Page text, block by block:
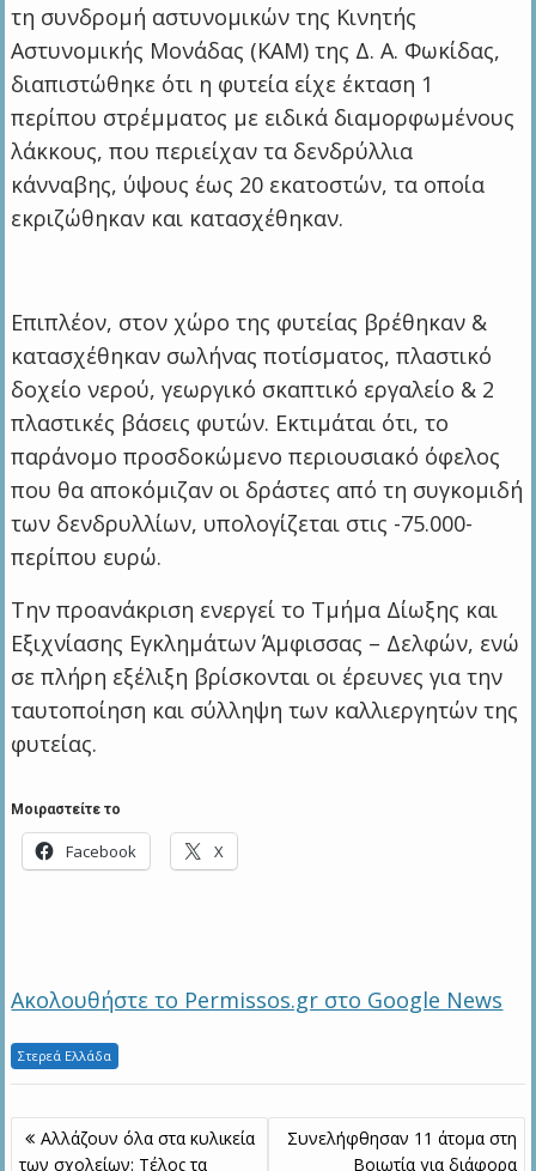
τη συνδρομή αστυνομικών της Κινητής
Αστυνομικής Μονάδας (ΚΑΜ) της Δ. Α. Φωκίδας,
διαπιστώθηκε ότι η φυτεία είχε έκταση 1
περίπου στρέμματος με ειδικά διαμορφωμένους
λάκκους, που περιείχαν τα δενδρύλλια
κάνναβης, ύψους έως 20 εκατοστών, τα οποία
εκριζώθηκαν και κατασχέθηκαν.
Επιπλέον, στον χώρο της φυτείας βρέθηκαν &
κατασχέθηκαν σωλήνας ποτίσματος, πλαστικό
δοχείο νερού, γεωργικό σκαπτικό εργαλείο & 2
πλαστικές βάσεις φυτών. Εκτιμάται ότι, το
παράνομο προσδοκώμενο περιουσιακό όφελος
που θα αποκόμιζαν οι δράστες από τη συγκομιδή
των δενδρυλλίων, υπολογίζεται στις -75.000-
περίπου ευρώ.
Την προανάκριση ενεργεί το Τμήμα Δίωξης και
Εξιχνίασης Εγκλημάτων Άμφισσας – Δελφών, ενώ
σε πλήρη εξέλιξη βρίσκονται οι έρευνες για την
ταυτοποίηση και σύλληψη των καλλιεργητών της
φυτείας.
Μοιραστείτε το
Facebook X
Ακολουθήστε το Permissos.gr στο Google News
Στερεά Ελλάδα
Πλοήγηση
άρθρων
Αλλάζουν όλα στα κυλικεία
των σχολείων: Τέλος τα
Συνελήφθησαν 11 άτομα στη
Βοιωτία για διάφορα